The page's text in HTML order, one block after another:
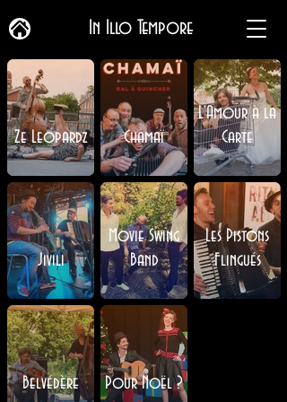
In Illo Tempore
Ze Leopardz Chamaï
L'Amour à la
Carte
Jivili
Movie Swing
Band
Les Pistons
Flingués
Belvédère Pour Noël ?